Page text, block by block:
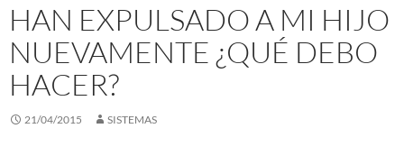
HAN EXPULSADO A MI HIJO
NUEVAMENTE ¿QUÉ DEBO
HACER?
21/04/2015 SISTEMAS